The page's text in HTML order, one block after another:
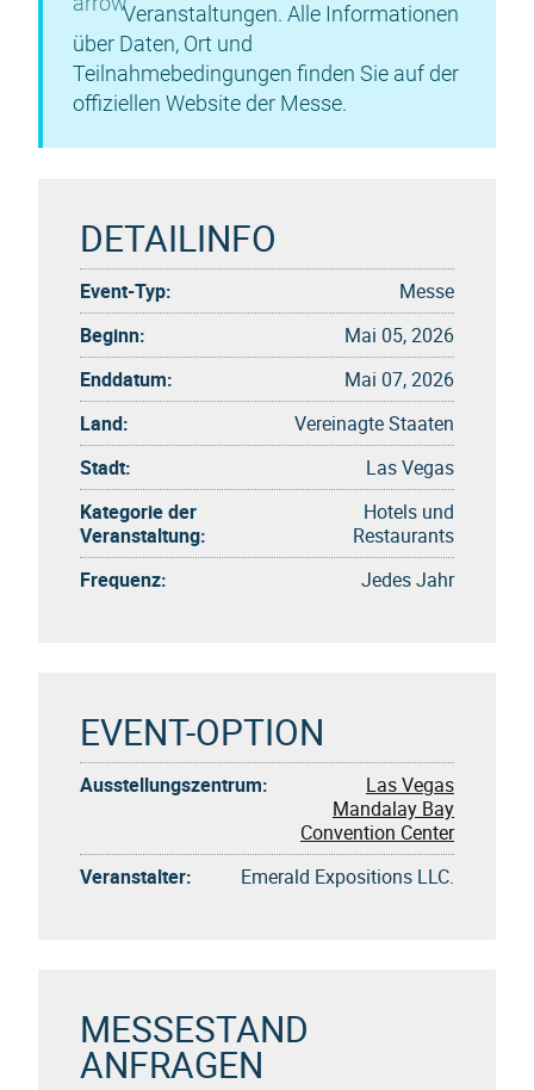
Veranstaltungen. Alle Informationen
über Daten, Ort und
Teilnahmebedingungen finden Sie auf der
offiziellen Website der Messe.
DETAILINFO
Event-Typ:
Messe
Beginn:
Mai 05, 2026
Enddatum:
Mai 07, 2026
Land:
Vereinagte Staaten
Stadt:
Las Vegas
Kategorie der
Veranstaltung:
Hotels und
Restaurants
Frequenz:
Jedes Jahr
EVENT-OPTION
Ausstellungszentrum:
Las Vegas
Mandalay Bay
Convention Center
Veranstalter:
Emerald Expositions LLC.
MESSESTAND
ANFRAGEN